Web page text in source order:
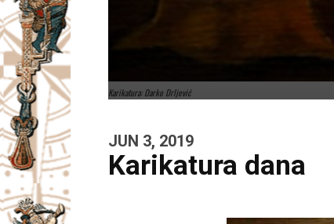
Karikatura: Darko Drljević
JUN 3, 2019
Karikatura dana